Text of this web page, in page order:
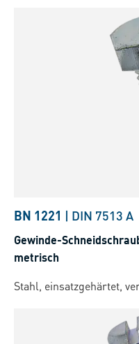
BN 1221 | DIN 7513 A
Gewinde-
metrisch
Stahl, einsatzgehärtet,